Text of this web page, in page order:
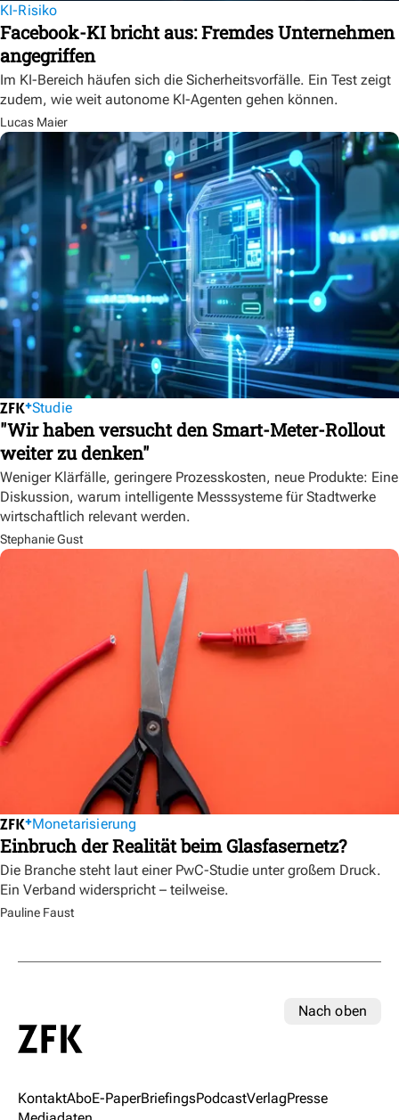
KI-Risiko
Facebook-KI bricht aus: Fremdes Unternehmen
angegriffen
Im KI-Bereich häufen sich die Sicherheitsvorfälle. Ein Test zeigt
zudem, wie weit autonome KI-Agenten gehen können.
Lucas Maier
Studie
"Wir haben versucht den Smart-Meter-Rollout
weiter zu denken"
Weniger Klärfälle, geringere Prozesskosten, neue Produkte: Eine
Diskussion, warum intelligente Messsysteme für Stadtwerke
wirtschaftlich relevant werden.
Stephanie Gust
Monetarisierung
Einbruch der Realität beim Glasfasernetz?
Die Branche steht laut einer PwC-Studie unter großem Druck.
Ein Verband widerspricht – teilweise.
Pauline Faust
Nach oben
KontaktAboE-PaperBriefingsPodcastVerlagPresse